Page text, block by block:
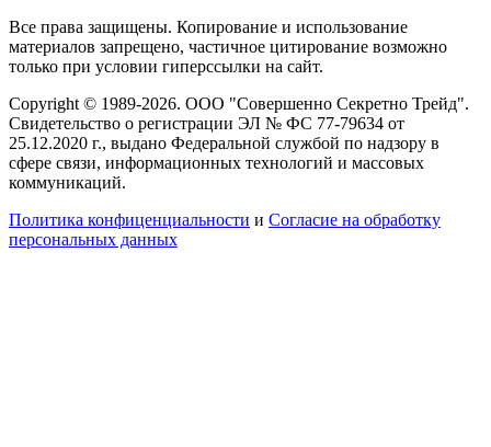
Все права защищены. Копирование и использование
материалов запрещено, частичное цитирование возможно
только при условии гиперссылки на сайт.
Copyright © 1989-2026. ООО "Совершенно Секретно Трейд".
Свидетельство о регистрации ЭЛ № ФС 77-79634 от
25.12.2020 г., выдано Федеральной службой по надзору в
сфере связи, информационных технологий и массовых
коммуникаций.
Политика конфиценциальности и Согласие на обработку
персональных данных